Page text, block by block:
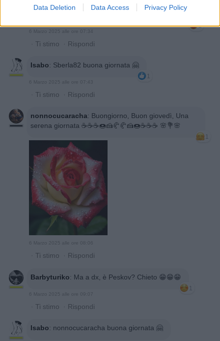
Data Deletion Data Access Privacy Policy
1
6 Marzo 2025 alle ore 07:34
· Ti stimo · Rispondi
Isabo: Sberla82 buona giornata 🤗
1
6 Marzo 2025 alle ore 07:43
· Ti stimo · Rispondi
nonnocucaracha: Buongiorno, Buon giovedì, Una
serena giornata ☕☕☕🍩🍰🥐🥐🍰🍩☕☕☕ 🌸💐🌸
1
6 Marzo 2025 alle ore 08:06
· Ti stimo · Rispondi
Barbyturiko: Ma a dx, è Peskov? Chieto 😁😁😁
1
6 Marzo 2025 alle ore 09:07
· Ti stimo · Rispondi
Isabo: nonnocucaracha buona giornata 🤗